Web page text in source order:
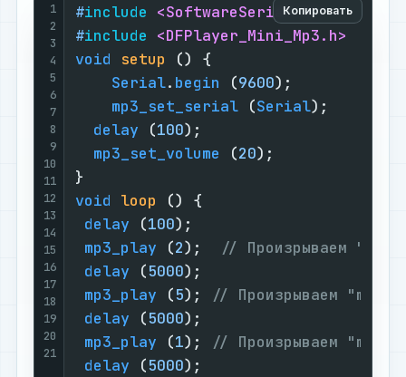
Копировать
1
2
3
4
5
6
7
8
9
10
11
12
13
14
15
16
17
18
19
20
21
#include <SoftwareSerial.h>
#include <DFPlayer_Mini_Mp3.h>
void
setup ()
{
Serial. begin (9600);
mp3_set_serial (Serial);
delay (100);
mp3_set_volume (20);
void loop ()
{
delay (100);
mp3_play (2);
// Произрываем "mp3/
delay (5000);
mp3_play (5);
// Произрываем "mp3/
delay (5000);
mp3_play (1);
// Произрываем "mp3/
delay (5000);